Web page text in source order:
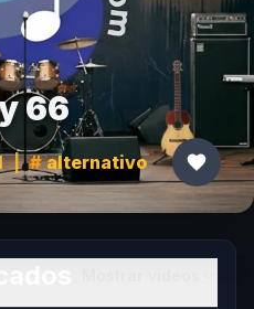
66
| alternativo